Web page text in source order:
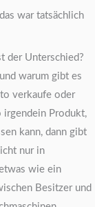
war tatsächlich
der Unterschied?
warum gibt es
verkaufe oder
irgendein Produkt,
kann, dann gibt
nur in
wie ein
Besitzer und